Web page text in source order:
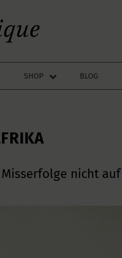
SHOP BLOG
nicht auf